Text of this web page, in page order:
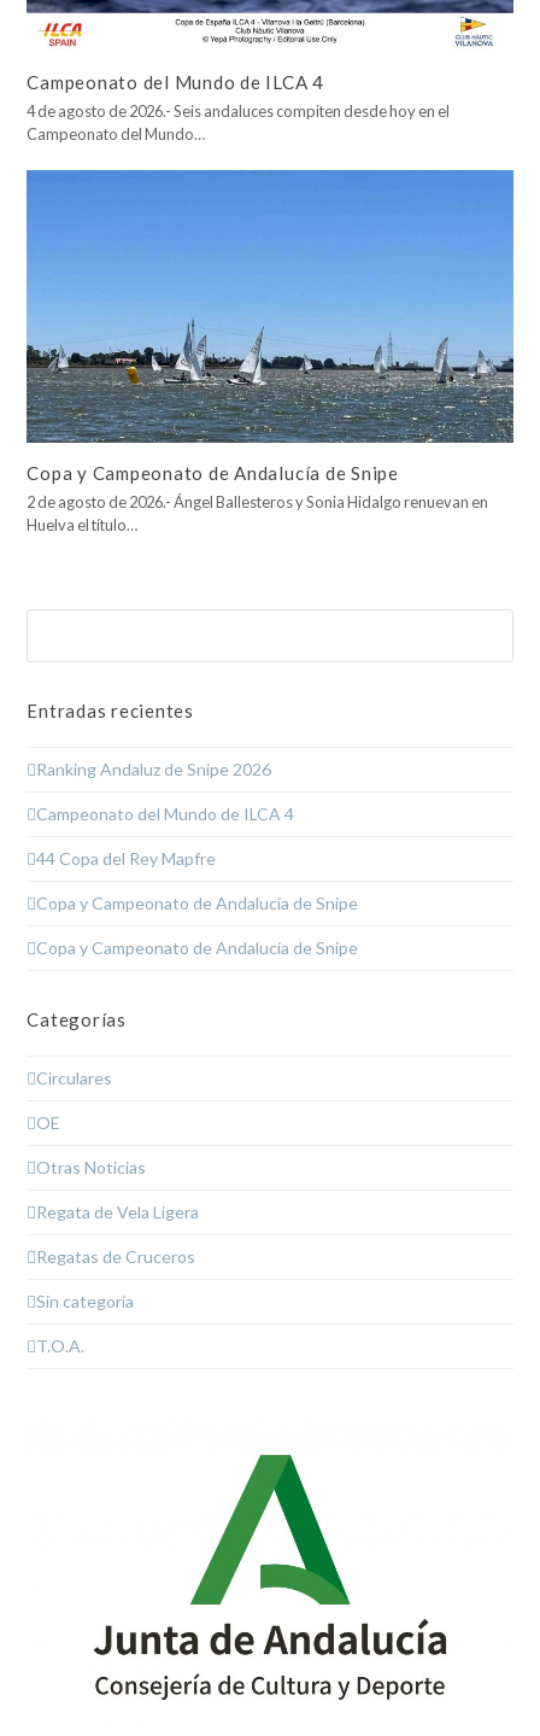
Campeonato del Mundo de ILCA 4
4 de agosto de 2026.- Seis andaluces compiten desde hoy en el
Campeonato del Mundo…
Copa y Campeonato de Andalucía de Snipe
2 de agosto de 2026.- Ángel Ballesteros y Sonia Hidalgo renuevan en
Huelva el título…
Entradas recientes
Ranking Andaluz de Snipe 2026
Campeonato del Mundo de ILCA 4
44 Copa del Rey Mapfre
Copa y Campeonato de Andalucía de Snipe
Copa y Campeonato de Andalucía de Snipe
Categorías
Circulares
OE
Otras Noticias
Regata de Vela Ligera
Regatas de Cruceros
Sin categoría
T.O.A.